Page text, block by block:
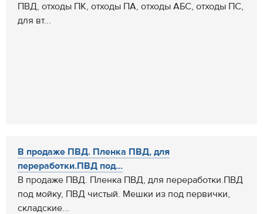
ПВД, отходы ПК, отходы ПА, отходы АБС, отходы ПС,
для вт...
В продаже ПВД. Пленка ПВД, для
переработки.ПВД под...
В продаже ПВД. Пленка ПВД, для переработки.ПВД
под мойку, ПВД чистый. Мешки из под первички,
складские...